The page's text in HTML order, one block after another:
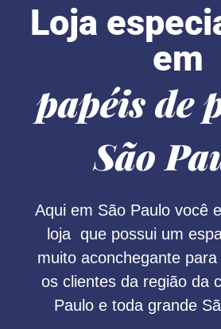
Loja
em
papéis de
São
Aqui em São Paulo você
loja que possui um
muito aconchegante
os clientes da região da
Paulo e toda grande